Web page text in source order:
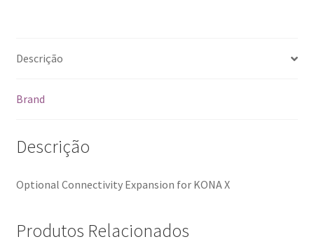
Descrição
Brand
Descrição
Optional Connectivity Expansion for KONA X
Produtos Relacionados